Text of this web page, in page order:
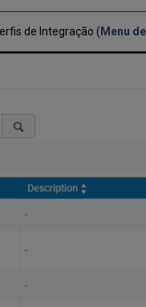
de Integração (Menu